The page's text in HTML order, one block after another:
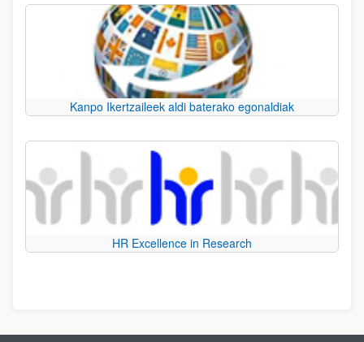
Kanpo Ikertzaileek aldi baterako egonaldiak
HR Excellence in Research